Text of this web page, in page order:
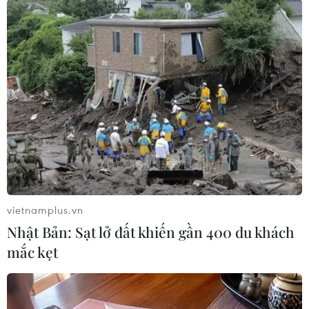
#Lao Airlines #Mekong
#Tai nạn máy bay
#Nạn nhân gốc Việt
Lào
Theo dõi VietnamPlus
TIN CÙNG CHUYÊN MỤC
Nhật Bản: Sạt lở đất khiến gần 400
vietnamplus.vn
Nhật Bản: Sạt lở đất khiến gần 400 du khách
mắc kẹt